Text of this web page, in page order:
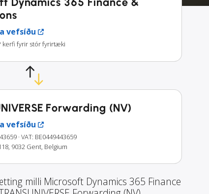
vefsíðu
kerfi fyrir stór fyrirtæki
Forwarding (NV)
vefsíðu
· VAT: BE0449443659
9032 Gent, Belgium
milli Microsoft Dynamics 365 Finance